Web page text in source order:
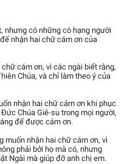
nhưng có những có hạng người
nhận hai chữ cám ơn của
cám ơn, vì các ngài biết rằng,
Chúa, và chỉ làm theo ý của
nhận hai chữ cám ơn khi phục
Chúa Giê-su trong mọi người,
để được cám ơn.
muốn nhận hai chữ cám ơn, vì
phải bởi họ mà có, nhưng
Ngài mà giúp đỡ anh chị em.